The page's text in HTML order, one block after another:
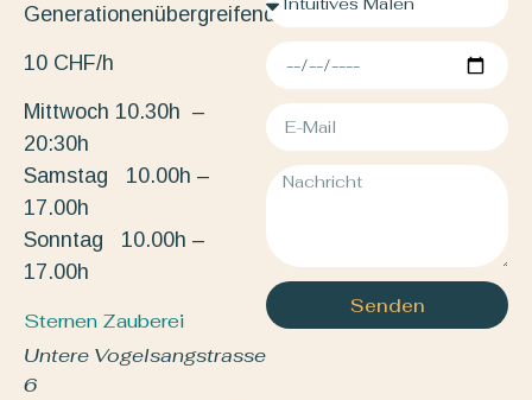
Generationenübergreifend.
10 CHF/h
Mittwoch 10.30h –
20:30h
Samstag 10.00h –
17.00h
Sonntag 10.00h –
17.00h
Sternen Zauberei
Untere Vogelsangstrasse
6
Senden